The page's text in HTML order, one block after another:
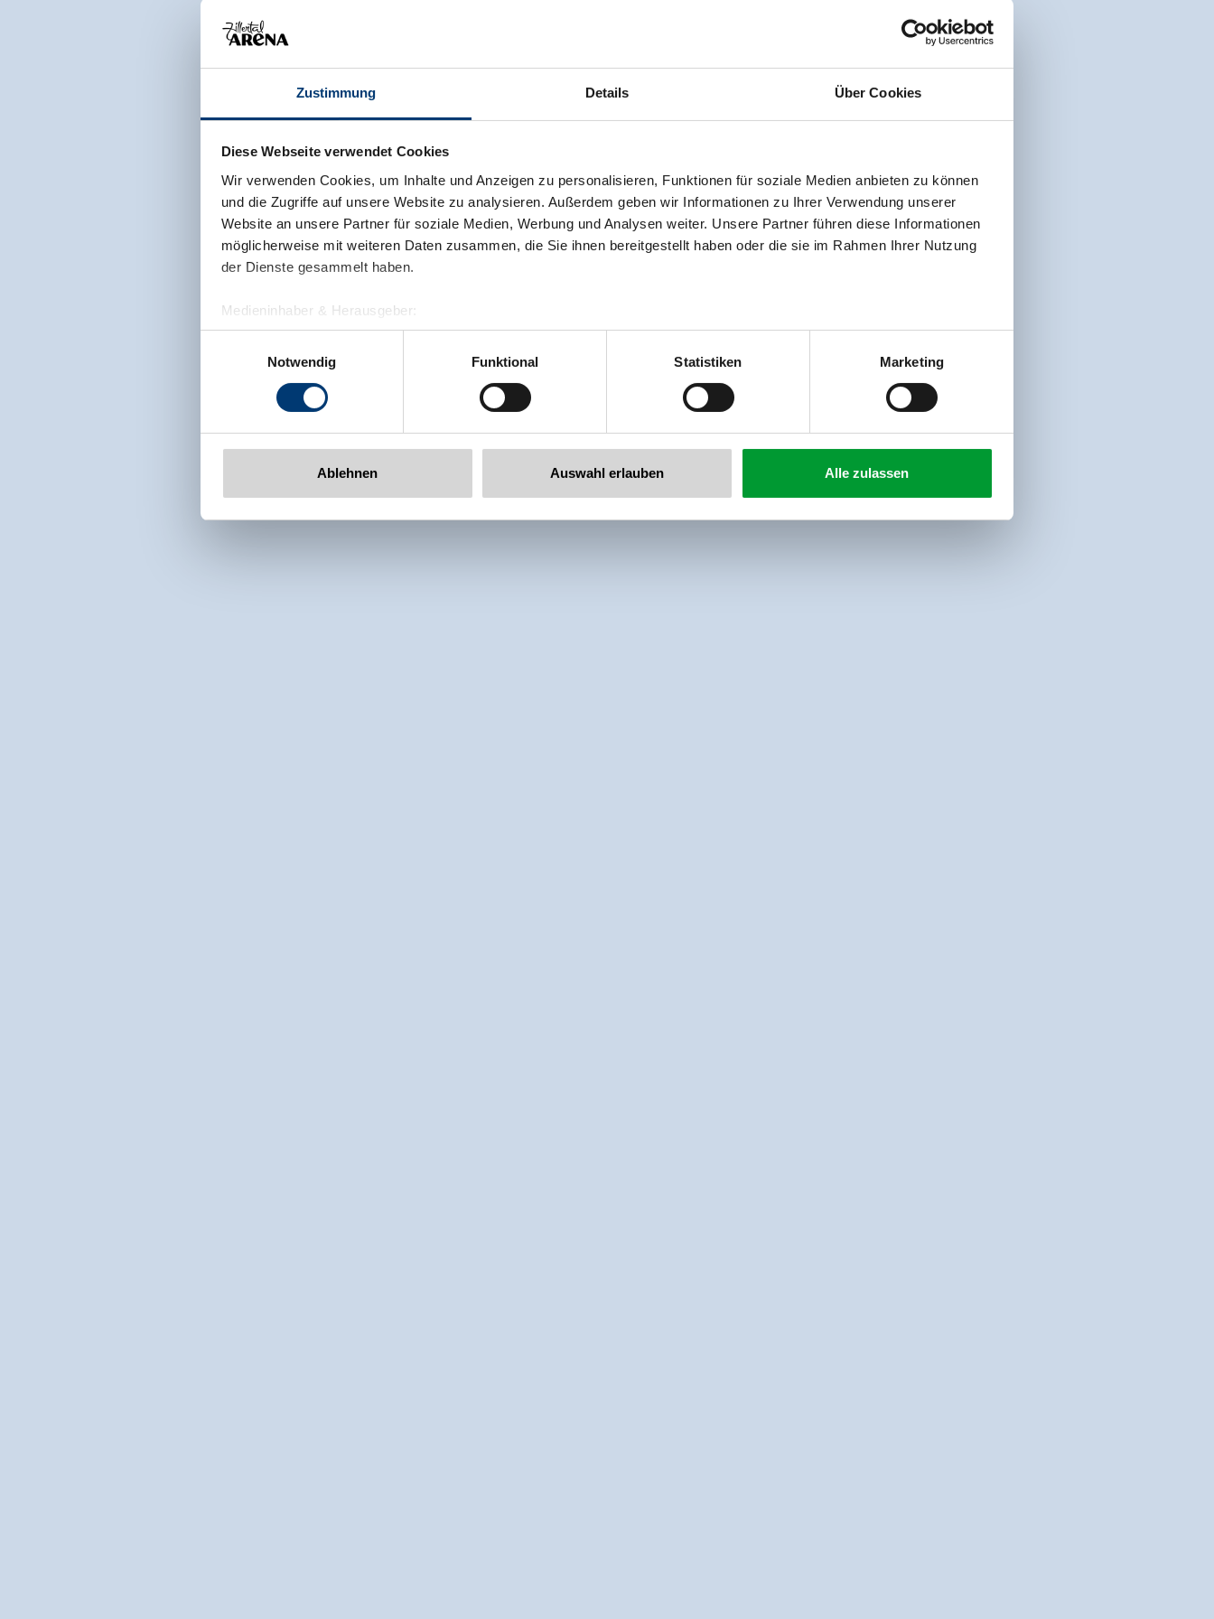
Zustimmung Details Über Cookies
Diese Webseite verwendet Cookies
Wir verwenden Cookies, um Inhalte und Anzeigen zu personalisieren, Funktionen für soziale Medien anbieten zu können
und die Zugriffe auf unsere Website zu analysieren. Außerdem geben wir Informationen zu Ihrer Verwendung unserer
Website an unsere Partner für soziale Medien, Werbung und Analysen weiter. Unsere Partner führen diese Informationen
möglicherweise mit weiteren Daten zusammen, die Sie ihnen bereitgestellt haben oder die sie im Rahmen Ihrer Nutzung
der Dienste gesammelt haben.
Medieninhaber & Herausgeber:
Zeller Bergbahnen Zillertal GmbH & Co KG
Rohr 23// A-6280 Zell am Ziller
www.zillertalarena.com
Notwendig
Funktional Statistiken Marketing
Ablehnen Auswahl erlauben Alle zulassen